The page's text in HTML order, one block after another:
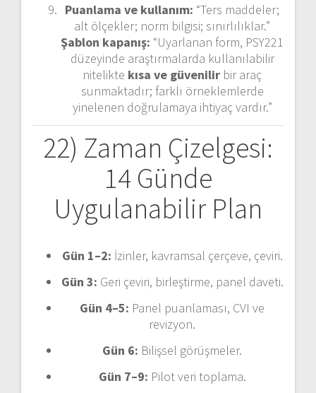
Puanlama ve kullanım: “Ters maddeler;
alt ölçekler; norm bilgisi; sınırlılıklar.”
Şablon kapanış: “Uyarlanan form, PSY221
düzeyinde araştırmalarda kullanılabilir
nitelikte kısa ve güvenilir bir araç
sunmaktadır; farklı örneklemlerde
yinelenen doğrulamaya ihtiyaç vardır.”
22) Zaman Çizelgesi:
14 Günde
Uygulanabilir Plan
Gün 1–2: İzinler, kavramsal çerçeve, çeviri.
Gün 3: Geri çeviri, birleştirme, panel daveti.
Gün 4–5: Panel puanlaması, CVI ve
revizyon.
Gün 6: Bilişsel görüşmeler.
Gün 7–9: Pilot veri toplama.